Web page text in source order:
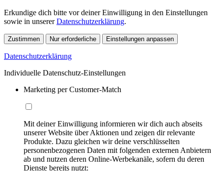
Erkundige dich bitte vor deiner Einwilligung in den Einstellungen
sowie in unsererDatenschutzerklärung.
Zustimmen Nur erforderliche Einstellungen anpassen
Datenschutzerklärung
Individuelle Datenschutz-Einstellungen
Marketing per Customer-Match
Mit deiner Einwilligung informieren wir dich auch abseits
unserer Website über Aktionen und zeigen dir relevante
Produkte. Dazu gleichen wir deine verschlüsselten
personenbezogenen Daten mit folgenden externen Anbietern
ab und nutzen deren Online-Werbekanäle, sofern du deren
Dienste bereits nutzt: